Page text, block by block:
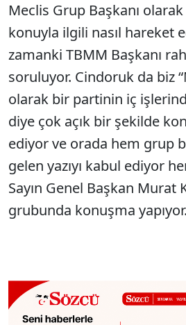
Meclis Grup Başkanı
konuyla ilgili nasıl hareket
zamanki TBMM Başkanı
soruluyor. Cindoruk da biz
olarak bir partinin iç
diye çok açık bir şekilde
ediyor ve orada hem grup
gelen yazıyı kabul ediyor
Sayın Genel Başkan Murat
grubunda konuşma yapıyor.